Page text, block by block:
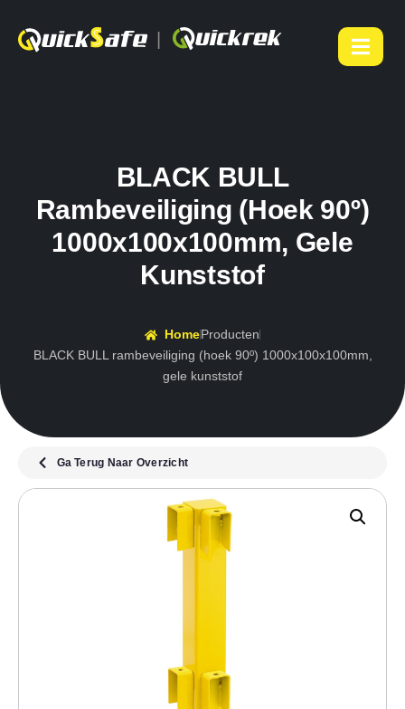
BLACK BULL
Rambeveiliging (hoek 90º)
1000x100x100mm, Gele
Kunststof
HomeProducten
BLACK BULL rambeveiliging (hoek 90º) 1000x100x100mm,
gele kunststof
Ga Terug Naar Overzicht